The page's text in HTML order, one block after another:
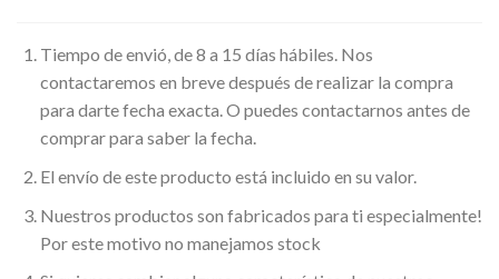
Tiempo de envió, de 8 a 15 días hábiles. Nos
contactaremos en breve después de realizar la compra
para darte fecha exacta. O puedes contactarnos antes de
comprar para saber la fecha.
El envío de este producto está incluido en su valor.
Nuestros productos son fabricados para ti especialmente!
Por este motivo no manejamos stock